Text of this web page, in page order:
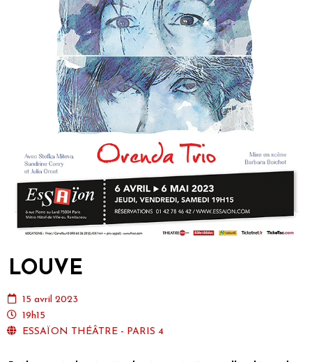
LOUVE
15 avril 2023
19h15
ESSAÏON THÉÂTRE - PARIS 4